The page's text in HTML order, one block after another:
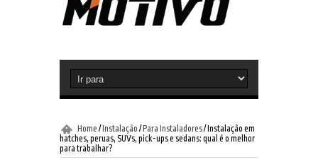
Home / Instalação / Para Instaladores/ Instalação em
hatches, peruas, SUVs, pick-ups e sedans: qual é o melhor
para trabalhar?